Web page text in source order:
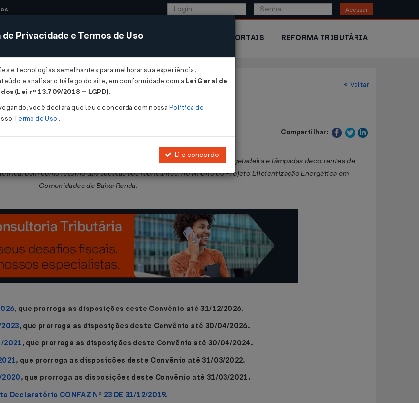
Acessar
CONSULTORIA SISTEMAS COMÉRCIO EXTERIOR PORTAIS REFORMA TRIBUTÁRIA
Voltar
Compartilhar:
de Mato Grosso a conceder isenção do ICMS nas saídas internas de geladeira e lâmpadas decorrentes de
bem como retorno das sucatas aos fabricantes, no âmbito do Projeto Eficientização Energética em
Comunidades de Baixa Renda.
, que prorroga as disposições deste Convênio até 31/12/2026.
, que prorroga as disposições deste Convênio até 30/04/2026.
2021, que prorroga as disposições deste Convênio até 30/04/2024.
, que prorroga as disposições deste Convênio até 31/03/2022.
2020, que prorroga as disposições deste Convênio até 31/03/2021.
Declaratório CONFAZ Nº 23 DE 31/12/2019.
Privacidade e Termos de Uso
e tecnologias semelhantes para melhorar sua experiência,
e analisar o tráfego do site, em conformidade com a Lei Geral de
(Lei nº 13.709/2018 – LGPD).
você declara que leu e concorda com nossa Política de
Termo de Uso .
Li e concordo